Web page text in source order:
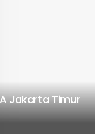
Jakarta Timur